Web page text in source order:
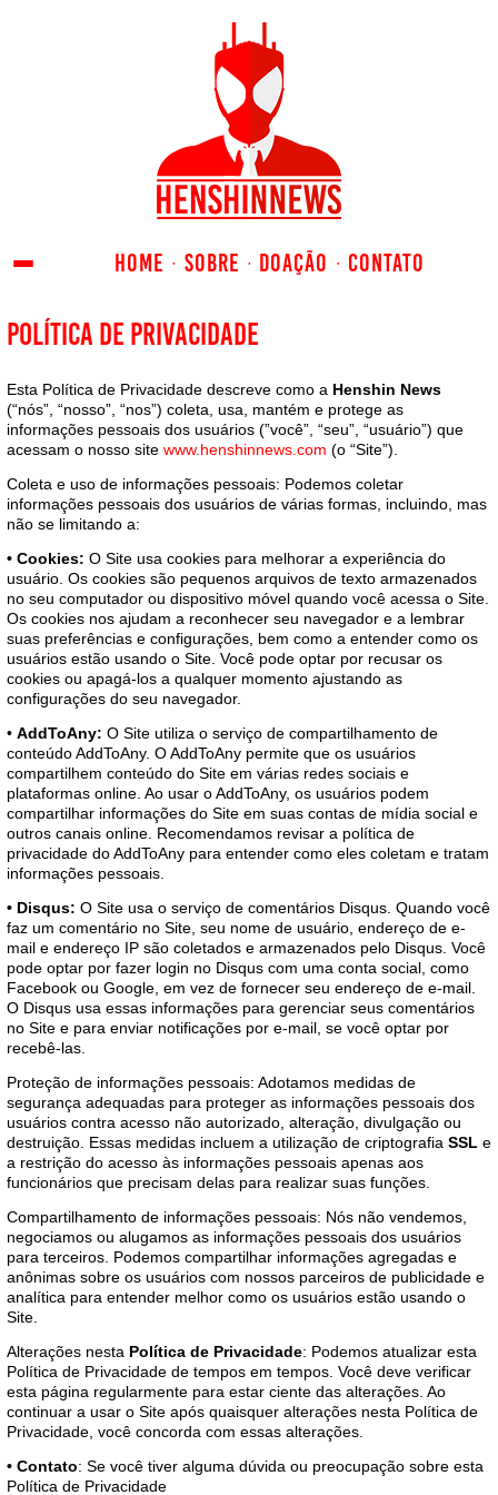
HOME SOBRE DOAÇÃO CONTATO
Política de Privacidade
Esta Política de Privacidade descreve como a Henshin News
(“nós”, “nosso”, “nos”) coleta, usa, mantém e protege as
informações pessoais dos usuários (”você”, “seu”, “usuário”) que
acessam o nosso site www.henshinnews.com (o “Site”).
Coleta e uso de informações pessoais: Podemos coletar
informações pessoais dos usuários de várias formas, incluindo, mas
não se limitando a:
• Cookies: O Site usa cookies para melhorar a experiência do
usuário. Os cookies são pequenos arquivos de texto armazenados
no seu computador ou dispositivo móvel quando você acessa o Site.
Os cookies nos ajudam a reconhecer seu navegador e a lembrar
suas preferências e configurações, bem como a entender como os
usuários estão usando o Site. Você pode optar por recusar os
cookies ou apagá-los a qualquer momento ajustando as
configurações do seu navegador.
• AddToAny: O Site utiliza o serviço de compartilhamento de
conteúdo AddToAny. O AddToAny permite que os usuários
compartilhem conteúdo do Site em várias redes sociais e
plataformas online. Ao usar o AddToAny, os usuários podem
compartilhar informações do Site em suas contas de mídia social e
outros canais online. Recomendamos revisar a política de
privacidade do AddToAny para entender como eles coletam e tratam
informações pessoais.
• Disqus: O Site usa o serviço de comentários Disqus. Quando você
faz um comentário no Site, seu nome de usuário, endereço de e-
mail e endereço IP são coletados e armazenados pelo Disqus. Você
pode optar por fazer login no Disqus com uma conta social, como
Facebook ou Google, em vez de fornecer seu endereço de e-mail.
O Disqus usa essas informações para gerenciar seus comentários
no Site e para enviar notificações por e-mail, se você optar por
recebê-las.
Proteção de informações pessoais: Adotamos medidas de
segurança adequadas para proteger as informações pessoais dos
usuários contra acesso não autorizado, alteração, divulgação ou
destruição. Essas medidas incluem a utilização de criptografia SSL e
a restrição do acesso às informações pessoais apenas aos
funcionários que precisam delas para realizar suas funções.
Compartilhamento de informações pessoais: Nós não vendemos,
negociamos ou alugamos as informações pessoais dos usuários
para terceiros. Podemos compartilhar informações agregadas e
anônimas sobre os usuários com nossos parceiros de publicidade e
analítica para entender melhor como os usuários estão usando o
Site.
Alterações nesta Política de Privacidade: Podemos atualizar esta
Política de Privacidade de tempos em tempos. Você deve verificar
esta página regularmente para estar ciente das alterações. Ao
continuar a usar o Site após quaisquer alterações nesta Política de
Privacidade, você concorda com essas alterações.
• Contato: Se você tiver alguma dúvida ou preocupação sobre esta
Política de Privacidade